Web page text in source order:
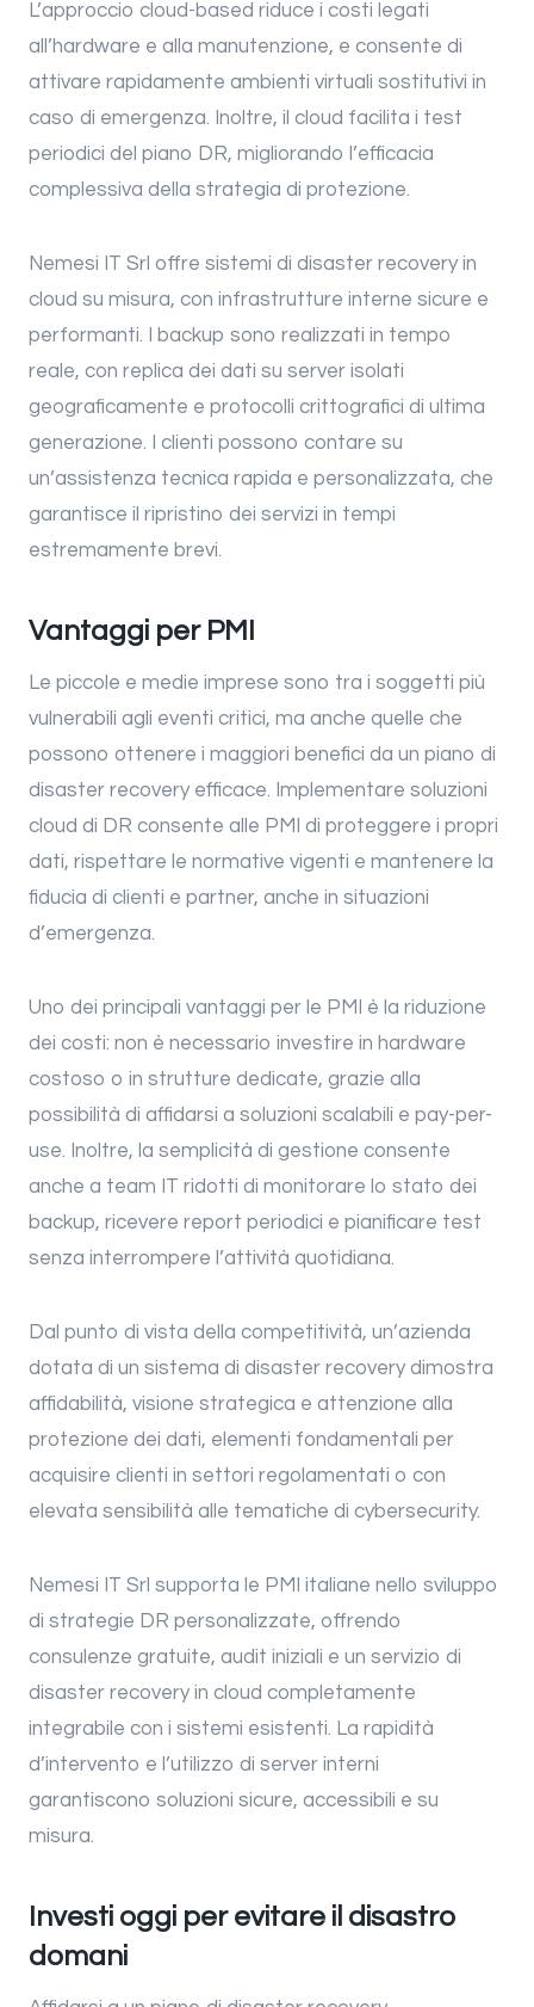
L’approccio cloud-based riduce i costi legati
all’hardware e alla manutenzione, e consente di
attivare rapidamente ambienti virtuali sostitutivi in
caso di emergenza. Inoltre, il cloud facilita i test
periodici del piano DR, migliorando l’efficacia
complessiva della strategia di protezione.
Nemesi IT Srl offre sistemi di disaster recovery in
cloud su misura, con infrastrutture interne sicure e
performanti. I backup sono realizzati in tempo
reale, con replica dei dati su server isolati
geograficamente e protocolli crittografici di ultima
generazione. I clienti possono contare su
un’assistenza tecnica rapida e personalizzata, che
garantisce il ripristino dei servizi in tempi
estremamente brevi.
Vantaggi per PMI
Le piccole e medie imprese sono tra i soggetti più
vulnerabili agli eventi critici, ma anche quelle che
possono ottenere i maggiori benefici da un piano di
disaster recovery efficace. Implementare soluzioni
cloud di DR consente alle PMI di proteggere i propri
dati, rispettare le normative vigenti e mantenere la
fiducia di clienti e partner, anche in situazioni
d’emergenza.
Uno dei principali vantaggi per le PMI è la riduzione
dei costi: non è necessario investire in hardware
costoso o in strutture dedicate, grazie alla
possibilità di affidarsi a soluzioni scalabili e pay-per-
use. Inoltre, la semplicità di gestione consente
anche a team IT ridotti di monitorare lo stato dei
backup, ricevere report periodici e pianificare test
senza interrompere l’attività quotidiana.
Dal punto di vista della competitività, un’azienda
dotata di un sistema di disaster recovery dimostra
affidabilità, visione strategica e attenzione alla
protezione dei dati, elementi fondamentali per
acquisire clienti in settori regolamentati o con
elevata sensibilità alle tematiche di cybersecurity.
Nemesi IT Srl supporta le PMI italiane nello sviluppo
di strategie DR personalizzate, offrendo
consulenze gratuite, audit iniziali e un servizio di
disaster recovery in cloud completamente
integrabile con i sistemi esistenti. La rapidità
d’intervento e l’utilizzo di server interni
garantiscono soluzioni sicure, accessibili e su
misura.
Investi oggi per evitare il disastro
domani